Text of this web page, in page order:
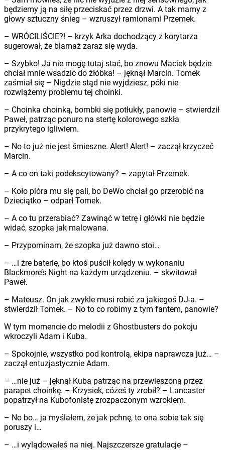
będziemy ją na siłę przeciskać przez drzwi. A tak mamy z
głowy sztuczny śnieg – wzruszył ramionami Przemek.
– WRÓCILIŚCIE?! – krzyk Arka dochodzący z korytarza
sugerował, że blamaż zaraz się wyda.
– Szybko! Ja nie mogę tutaj stać, bo znowu Maciek będzie
chciał mnie wsadzić do żłóbka! – jęknął Marcin. Tomek
zaśmiał się – Nigdzie stąd nie wyjdziesz, póki nie
rozwiążemy problemu tej choinki.
– Choinka choinką, bombki się potłukły, panowie – stwierdził
Paweł, patrząc ponuro na stertę kolorowego szkła
przykrytego igliwiem.
– No to już nie jest śmieszne. Alert! Alert! – zaczął krzyczeć
Marcin.
– A co on taki podekscytowany? – zapytał Przemek.
– Koło pióra mu się pali, bo DeWo chciał go przerobić na
Dzieciątko – odparł Tomek.
– A co tu przerabiać? Zawinąć w tetrę i główki nie będzie
widać, szopka jak malowana.
– Przypominam, że szopka już dawno stoi…
– …i żre baterię, bo ktoś puścił kolędy w wykonaniu
Blackmore’s Night na każdym urządzeniu. – skwitował
Paweł.
– Mateusz. On jak zwykle musi robić za jakiegoś DJ-a. –
stwierdził Tomek. – No to co robimy z tym fantem, panowie?
W tym momencie do melodii z Ghostbusters do pokoju
wkroczyli Adam i Kuba.
– Spokojnie, wszystko pod kontrolą, ekipa naprawcza już… –
zaczął entuzjastycznie Adam.
– …nie już – jęknął Kuba patrząc na przewieszoną przez
parapet choinkę. – Krzysiek, cóżeś ty zrobił? – Lancaster
popatrzył na Kubofonistę zrozpaczonym wzrokiem.
– No bo… ja myślałem, że jak pchnę, to ona sobie tak się
poruszy i…
– …i wylądowałeś na niej. Najszczersze gratulacje –